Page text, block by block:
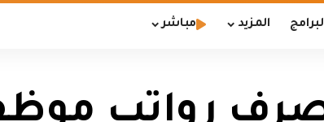
المزيد مباشر